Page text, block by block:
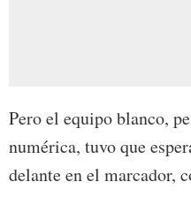
Pero el equipo blanco,
numérica, tuvo que
delante en el marcador,